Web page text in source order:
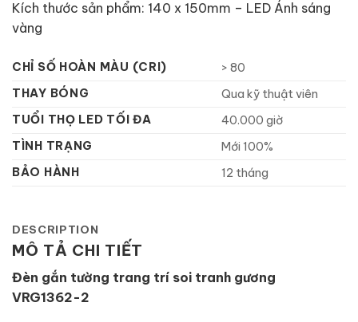
Kích thước sản phẩm: 140 x 150mm – LED Ánh sáng
vàng
CHỈ SỐ HOÀN MÀU (CRI)
> 80
THAY BÓNG
Qua kỹ thuật viên
TUỔI THỌ LED TỐI ĐA
40.000 giờ
TÌNH TRẠNG
Mới 100%
BẢO HÀNH
12 tháng
DESCRIPTION
MÔ TẢ CHI TIẾT
Đèn gắn tường trang trí soi tranh gương
VRG1362-2